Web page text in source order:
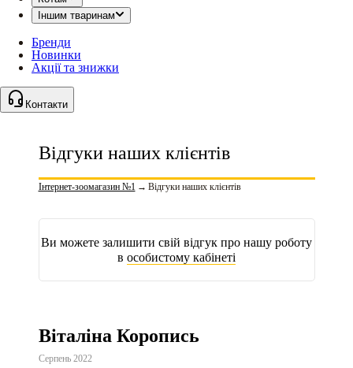
Іншим тваринам
Бренди
Новинки
Акції та знижки
Контакти
Відгуки наших клієнтів
Інтернет-зоомагазин №1 → Відгуки наших клієнтів
Ви можете залишити свій відгук про нашу роботу
в особистому кабінеті
Віталіна Коропись
Серпень 2022